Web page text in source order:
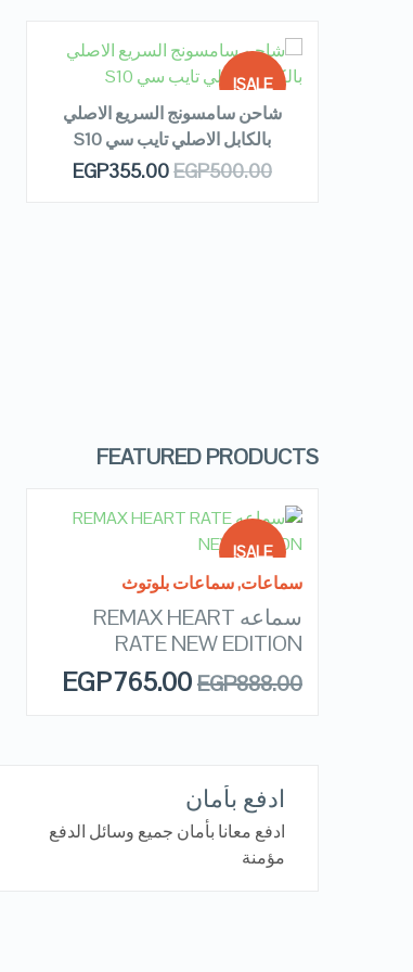
SALE!
OUT OF
STOCK
QUICK LOOK
READ MORE
شاحن سامسونج السريع الاصلي
بالكابل الاصلي تايب سي S10
EGP500.00
EGP355.00
FEATURED PRODUCTS
SALE!
OUT OF
STOCK
QUICK LOOK
سماعات,سماعات بلوتوث
سماعه REMAX HEART
RATE NEW EDITION
EGP888.00
EGP765.00
ادفع بأمان
ادفع معانا بأمان جميع وسائل الدفع
مؤمنة